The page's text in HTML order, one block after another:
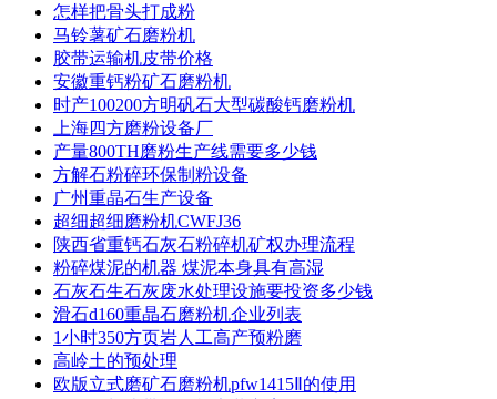
怎样把骨头打成粉
马铃薯矿石磨粉机
胶带运输机皮带价格
安徽重钙粉矿石磨粉机
时产100200方明矾石大型碳酸钙磨粉机
上海四方磨粉设备厂
产量800TH磨粉生产线需要多少钱
方解石粉碎环保制粉设备
广州重晶石生产设备
超细超细磨粉机CWFJ36
陕西省重钙石灰石粉碎机矿权办理流程
粉碎煤泥的机器 煤泥本身具有高湿
石灰石生石灰废水处理设施要投资多少钱
滑石d160重晶石磨粉机企业列表
1小时350方页岩人工高产预粉磨
高岭土的预处理
欧版立式磨矿石磨粉机pfw1415Ⅱ的使用